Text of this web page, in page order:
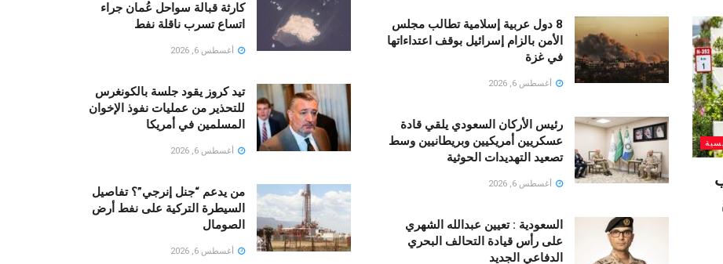
8 دول عربية إسلامية تطالب مجلس
الأمن بالزام إسرائيل بوقف اعتداءاتها
في غزة
أغسطس 6, 2026
رئيس الأركان السعودي يلقي قادة
عسكريين أمريكيين وبريطانيين وسط
تصعيد التهديدات الحوثية
أغسطس 6, 2026
السعودية : تعيين عبدالله الشهري
على رأس قيادة التحالف البحري
الدفاعي الجديد
كارثة قبالة سواحل عُمان جراء
اتساع تسرب ناقلة نفط
أغسطس 6, 2026
تيد كروز يقود جلسة بالكونغرس
للتحذير من عمليات نفوذ الإخوان
المسلمين في أمريكا
أغسطس 6, 2026
من يدعم “جنل إنرجي”؟ تفاصيل
السيطرة التركية على نفط أرض
الصومال
أغسطس 6, 2026